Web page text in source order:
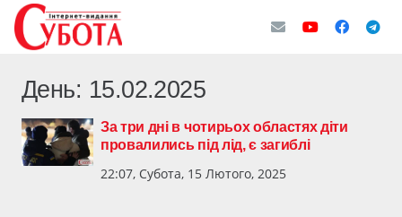
День: 15.02.2025
За три дні в чотирьох областях діти
провалились під лід, є загиблі
22:07, Субота, 15 Лютого, 2025